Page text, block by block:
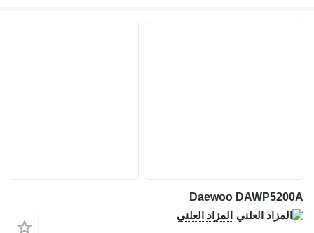
Daewoo DAWP5200A
المزاد العلني